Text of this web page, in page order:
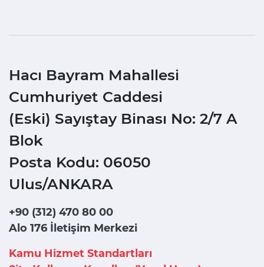
Hacı Bayram Mahallesi
Cumhuriyet Caddesi
(Eski) Sayıştay Binası No: 2/7 A
Blok
Posta Kodu: 06050
Ulus/ANKARA
+90 (312) 470 80 00
Alo 176 İletişim Merkezi
Kamu Hizmet Standartları